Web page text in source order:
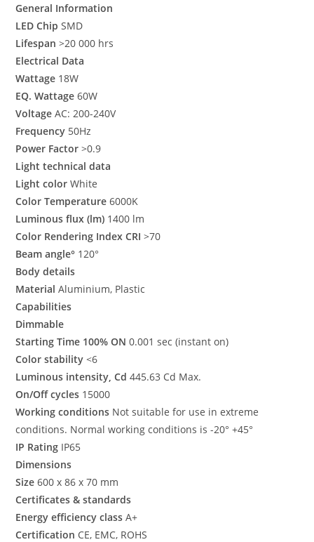
General Information
LED ChipSMD
Lifespan>20 000 hrs
Electrical Data
Wattage 18W
EQ. Wattage60W
VoltageAC: 200-240V
Frequency 50Hz
Power Factor>0.9
Light technical data
Light colorWhite
Color Temperature6000K
Luminous flux (lm) 1400 lm
Color Rendering Index CRI>70
Beam angle° 120°
Body details
MaterialAluminium, Plastic
Capabilities
Dimmable
Starting Time 100% ON0.001 sec (instant on)
Color stability<6
Luminous intensity, Cd445.63 Cd Max.
On/Off cycles 15000
Working conditions Not suitable for use in extreme
conditions. Normal working conditions is -20° +45°
IP Rating IP65
Dimensions
Size600 x 86 x 70 mm
Certificates & standards
Energy efficiency classA+
Certification CE, EMC, ROHS